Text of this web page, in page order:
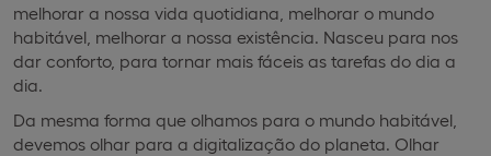
melhorar a nossa vida quotidiana, melhorar o mundo
habitável, melhorar a nossa existência. Nasceu para nos
dar conforto, para tornar mais fáceis as tarefas do dia a
dia.
Da mesma forma que olhamos para o mundo habitável,
devemos olhar para a digitalização do planeta. Olhar